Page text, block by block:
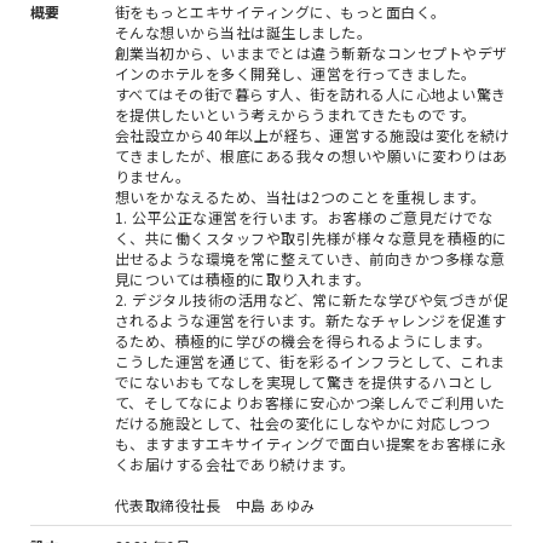
概要
街をもっとエキサイティングに、もっと面白く。
そんな想いから当社は誕生しました。
創業当初から、いままでとは違う斬新なコンセプトやデザ
インのホテルを多く開発し、運営を行ってきました。
すべてはその街で暮らす人、街を訪れる人に心地よい驚き
を提供したいという考えからうまれてきたものです。
会社設立から40年以上が経ち、運営する施設は変化を続け
てきましたが、根底にある我々の想いや願いに変わりはあ
りません。
想いをかなえるため、当社は2つのことを重視します。
1. 公平公正な運営を行います。お客様のご意見だけでな
く、共に働くスタッフや取引先様が様々な意見を積極的に
出せるような環境を常に整えていき、前向きかつ多様な意
見については積極的に取り入れます。
2. デジタル技術の活用など、常に新たな学びや気づきが促
されるような運営を行います。新たなチャレンジを促進す
るため、積極的に学びの機会を得られるようにします。
こうした運営を通じて、街を彩るインフラとして、これま
でにないおもてなしを実現して驚きを提供するハコとし
て、そしてなによりお客様に安心かつ楽しんでご利用いた
だける施設として、社会の変化にしなやかに対応しつつ
も、ますますエキサイティングで面白い提案をお客様に永
くお届けする会社であり続けます。
代表取締役社長 中島 あゆみ